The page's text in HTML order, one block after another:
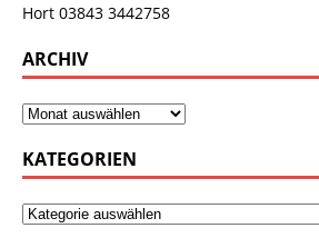
Hort 03843 3442758
ARCHIV
KATEGORIEN